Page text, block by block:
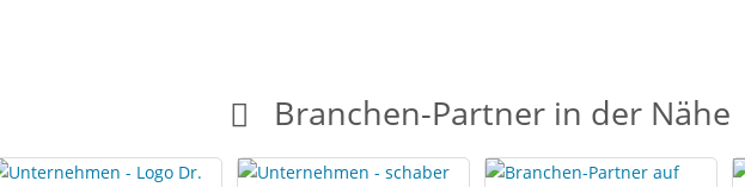
Branchen-Partner in der Nähe